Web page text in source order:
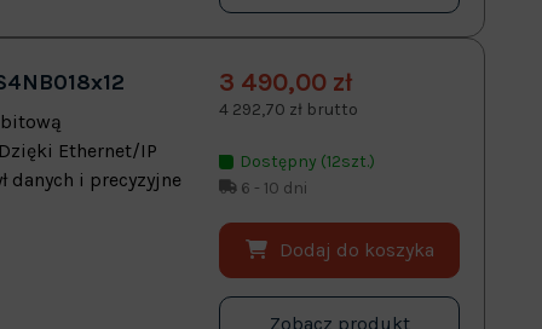
bitową
Ethernet/IP
danych i precyzyjne
3 490,00 zł
4 292,70 zł brutto
Dostępny (12szt.)
6 - 10 dni
Dodaj do koszyka
Zobacz produkt